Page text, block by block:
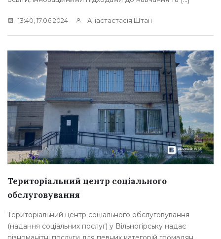
13:40, 17.06.2024 Анастастасія Штан
Територіальний центр соціального
обслуговування
Територіальний центр соціального обслуговування
(надання соціальних послуг) у Вільногірську надає